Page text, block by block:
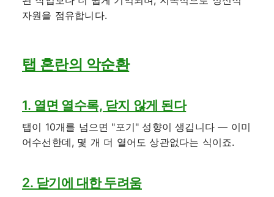
자원을 점유합니다.
탭 혼란의 악순환
1. 열면 열수록, 닫지 않게 된다
탭이 10개를 넘으면 "포기" 성향이 생깁니다 — 이미
어수선한데, 몇 개 더 열어도 상관없다는 식이죠.
2. 닫기에 대한 두려움